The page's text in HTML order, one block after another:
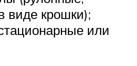
виде крошки);
или